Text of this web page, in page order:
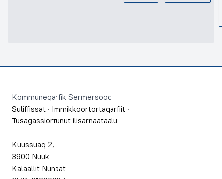
Kommuneqarfik Sermersooq
Suliffissat · Immikkoortortaqarfiit ·
Tusagassiortunut ilisarnaataalu
Kuussuaq 2,
3900 Nuuk
Kalaallit Nunaat